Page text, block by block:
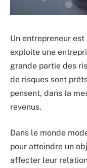
Un entrepreneur
exploite une
grande partie des
de risques sont
pensent, dans la
revenus.
Dans le monde
pour atteindre un
affecter leur